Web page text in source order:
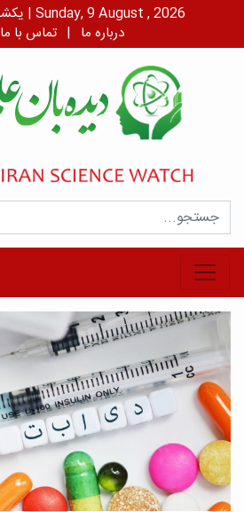
یکشنبه، ۱۸ مرداد، ۱۴۰۵ | Sunday, 9 August , 2026
درباره ما | تماس با ما